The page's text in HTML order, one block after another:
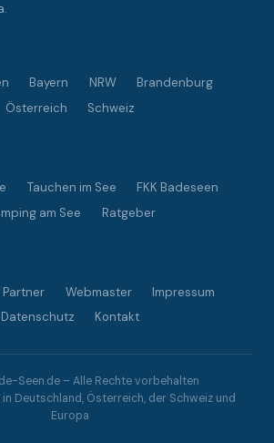
Bayern NRW
Brandenburg
Österreich
Schweiz
Tauchen im See
FKK Badeseen
am See
Ratgeber
Partner Webmaster
Impressum
Datenschutz
Kontakt
Seen.de – Alle Rechte vorbehalten
Deutschland, Österreich, der Schweiz und
Europa